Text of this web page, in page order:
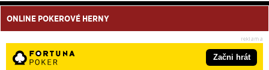
ONLINE POKEROVÉ HERNY
Začni hrát